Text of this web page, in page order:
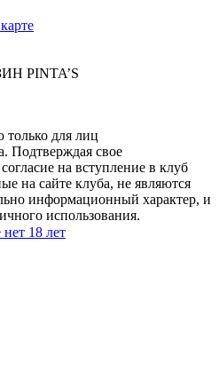
PINTA’S
для лиц
Подтверждая свое
на вступление в клуб
на сайте клуба, не являются
информационный характер, и
использования.
18 лет